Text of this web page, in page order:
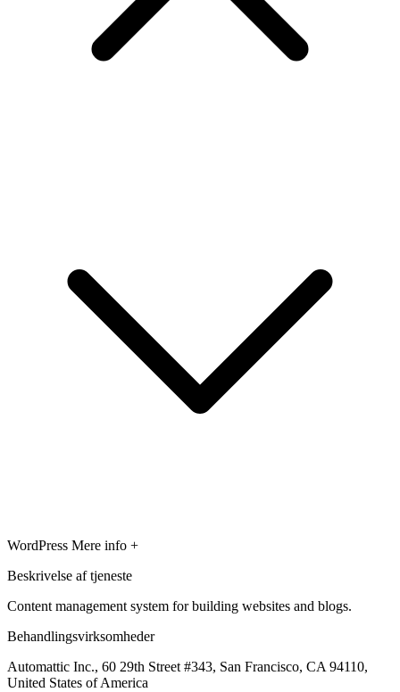
WordPress Mere info +
Beskrivelse af tjeneste
Content management system for building websites and blogs.
Behandlingsvirksomheder
Automattic Inc., 60 29th Street #343, San Francisco, CA 94110,
United States of America